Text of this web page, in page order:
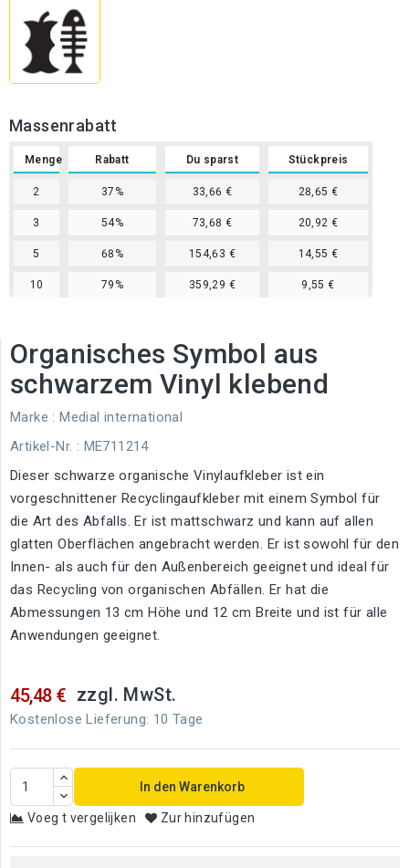
Massenrabatt
Menge Rabatt Du sparst Stückpreis
2 37% 33,66 € 28,65 €
3 54% 73,68 € 20,92 €
5 68% 154,63 € 14,55 €
10 79% 359,29 € 9,55 €
Organisches Symbol aus
schwarzem Vinyl klebend
Marke : Medial international
Artikel-Nr. : ME711214
Dieser schwarze organische Vinylaufkleber ist ein
vorgeschnittener Recyclingaufkleber mit einem Symbol für
die Art des Abfalls. Er ist mattschwarz und kann auf allen
glatten Oberflächen angebracht werden. Er ist sowohl für den
Innen- als auch für den Außenbereich geeignet und ideal für
das Recycling von organischen Abfällen. Er hat die
Abmessungen 13 cm Höhe und 12 cm Breite und ist für alle
Anwendungen geeignet.
45,48 € zzgl. MwSt.
Kostenlose Lieferung: 10 Tage
In den Warenkorb
Voeg t vergelijken Zur hinzufügen